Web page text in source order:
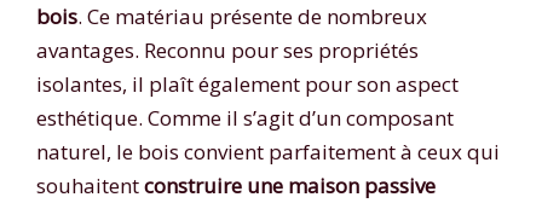
bois. Ce matériau présente de nombreux
avantages. Reconnu pour ses propriétés
isolantes, il plaît également pour son aspect
esthétique. Comme il s’agit d’un composant
naturel, le bois convient parfaitement à ceux qui
souhaitentconstruire une maison passive